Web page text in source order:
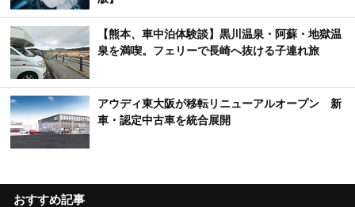
【熊本、車中泊体験談】黒川温泉・阿蘇・地獄温
泉を満喫。フェリーで長崎へ抜ける子連れ旅
アウディ東大阪が移転リニューアルオープン 新
車・認定中古車を統合展開
おすすめ記事